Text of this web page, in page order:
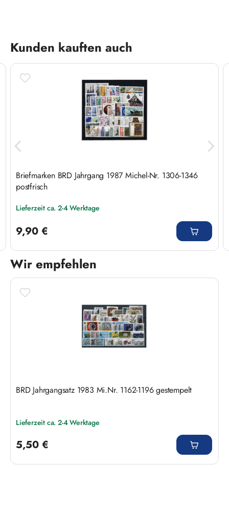
Produktgalerie überspringen
Kunden kauften auch
Briefmarken BRD Jahrgang 1987 Michel-Nr. 1306-1346
postfrisch
Lieferzeit ca. 2-4 Werktage
9,90 €
Wir empfehlen
Produktgalerie überspringen
BRD Jahrgangsatz 1983 Mi.Nr. 1162-1196 gestempelt
Lieferzeit ca. 2-4 Werktage
5,50 €